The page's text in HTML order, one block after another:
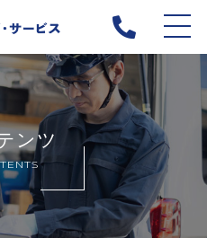
ーム
ついて
内容
フ紹介
の求人情報
求人情報
ンツ